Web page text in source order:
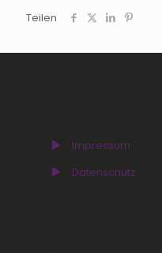
Teilen
Impressum
Datenschutz